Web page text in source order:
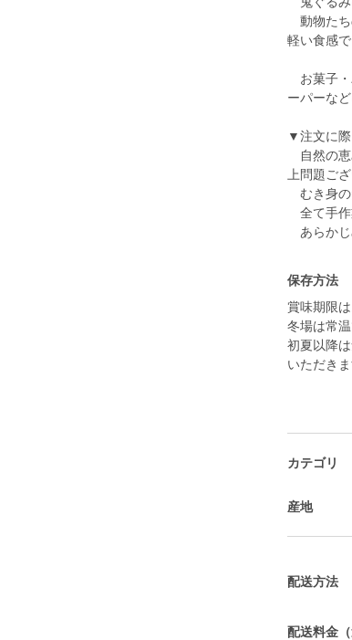
動物たち
軽い食感
お菓子・
ーパーな
▼注文に
自然の恵
上問題ご
むき身の
全て手作
あらかじ
保存方法
賞味期限
冬場は常温
初夏以降
いただき
カテゴリ
産地
配送方法
配送料金（